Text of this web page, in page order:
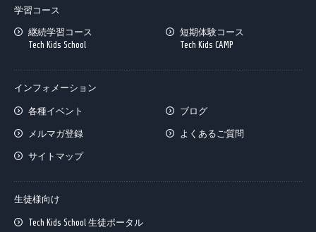
学習コース
継続学習コース
Tech Kids School
短期体験コース
Tech Kids CAMP
インフォメーション
各種イベント ブログ
メルマガ登録 よくあるご質問
サイトマップ
生徒様向け
Tech Kids School 生徒ポータル